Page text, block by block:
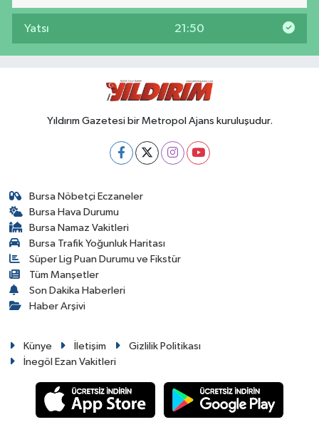
Yatsı 21:50
Yıldırım Gazetesi bir Metropol Ajans kuruluşudur.
Bursa Nöbetçi Eczaneler
Bursa Hava Durumu
Bursa Namaz Vakitleri
Bursa Trafik Yoğunluk Haritası
Süper Lig Puan Durumu ve Fikstür
Tüm Manşetler
Son Dakika Haberleri
Haber Arşivi
Künye İletişim
Gizlilik Politikası
İnegöl Ezan Vakitleri